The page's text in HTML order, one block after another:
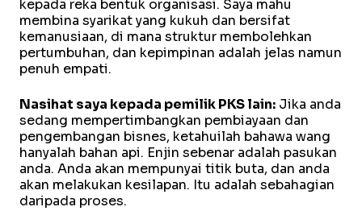
kepada reka bentuk organisasi. Saya mahu
membina syarikat yang kukuh dan bersifat
kemanusiaan, di mana struktur membolehkan
pertumbuhan, dan kepimpinan adalah jelas namun
penuh empati.
Nasihat saya kepada pemilik PKS lain: Jika anda
sedang mempertimbangkan pembiayaan dan
pengembangan bisnes, ketahuilah bahawa wang
hanyalah bahan api. Enjin sebenar adalah pasukan
anda. Anda akan mempunyai titik buta, dan anda
akan melakukan kesilapan. Itu adalah sebahagian
daripada proses.